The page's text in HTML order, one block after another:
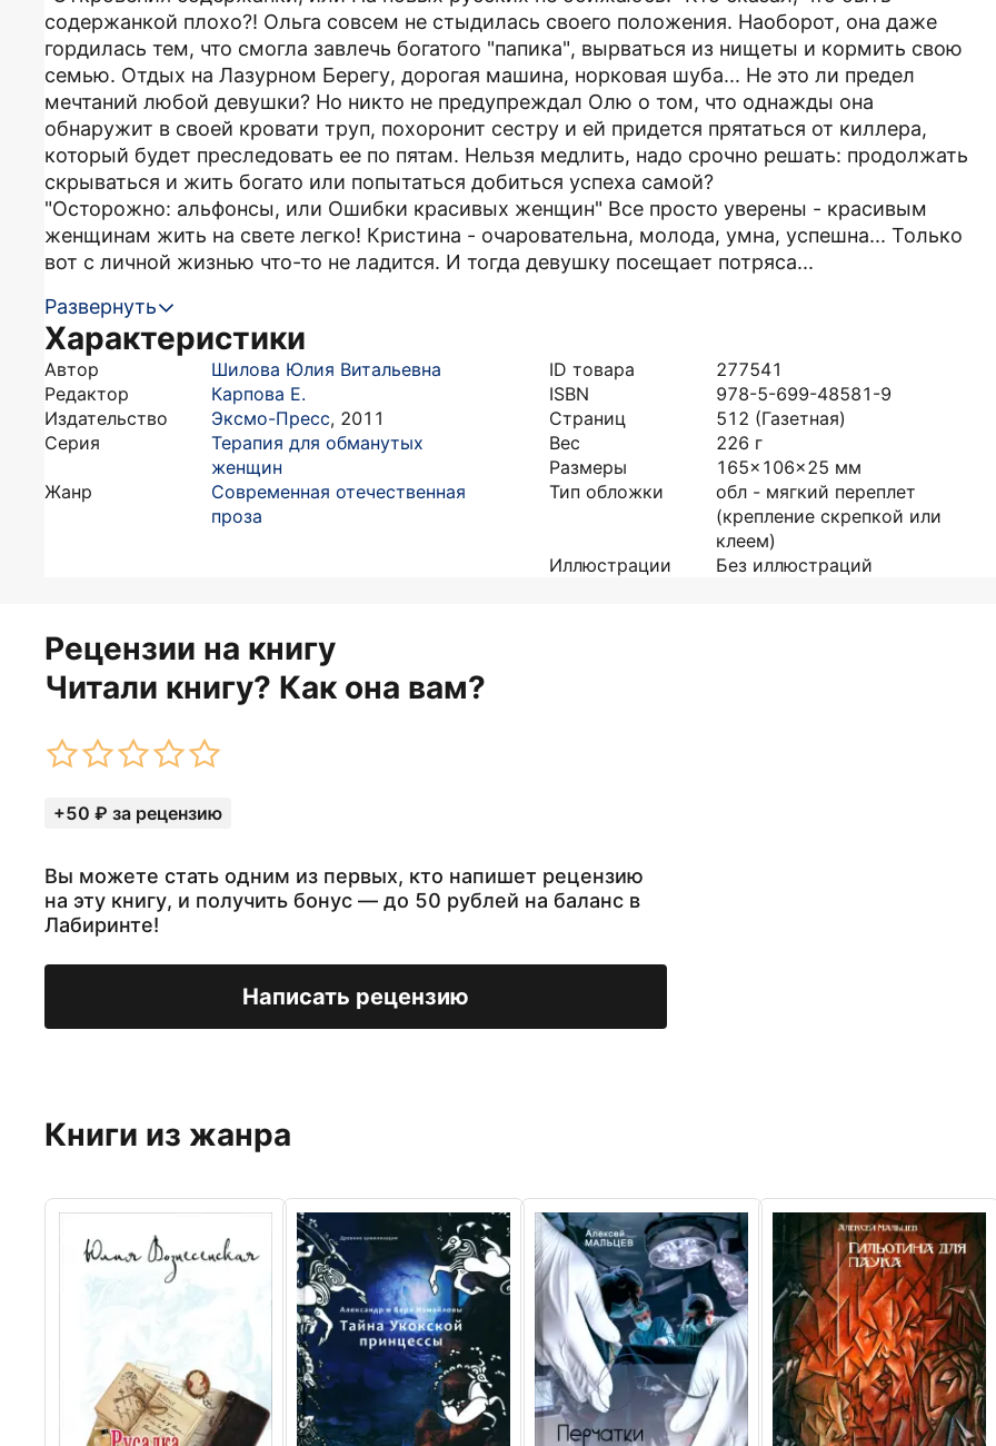
содержанкой плохо?! Ольга совсем не стыдилась своего положения. Наоборот, она даже
гордилась тем, что смогла завлечь богатого "папика", вырваться из нищеты и кор­мить свою
семью. Отдых на Лазурном Берегу, дорогая машина, норковая шуба... Не это ли предел
мечтаний любой девушки? Но никто не предупреждал Олю о том, что однажды она
обнаружит в своей кровати труп, похоронит сестру и ей придется прятаться от киллера,
который будет преследовать ее по пятам. Нельзя медлить, надо срочно решать: продолжать
скрываться и жить богато или попытаться добиться успеха самой?
"Осторожно: альфонсы, или Ошибки красивых женщин" Все просто уверены - красивым
женщинам жить на свете лег­ко! Кристина - очаровательна, молода, умна, успешна... Только
вот с личной жизнью что-то не ладится. И тогда девушку посещает потряса...
Развернуть
Характеристики
Автор
Шилова Юлия Витальевна
Редактор
Карпова Е.
Издательство
Эксмо-Пресс, 2011
Серия
Терапия для обманутых
женщин
Жанр
Современная отечественная
проза
ID товара
277541
ISBN
978-5-699-48581-9
Страниц
512 (Газетная)
Вес
226 г
Размеры
165x106x25 мм
Тип обложки
обл - мягкий переплет
(крепление скрепкой или
клеем)
Иллюстрации
Без иллюстраций
Рецензии на книгу
Читали книгу? Как она вам?
+50 ₽ за рецензию
Вы можете стать одним из первых, кто напишет рецензию
на эту книгу, и получить бонус — до 50 рублей на баланс в
Лабиринте!
Написать рецензию
Книги из жанра